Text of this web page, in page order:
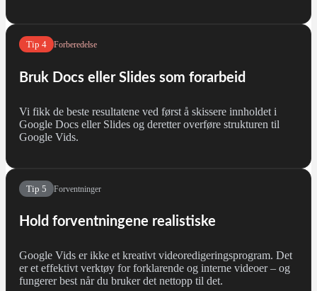
Tip 4 Forberedelse
Bruk Docs eller Slides som forarbeid
Vi fikk de beste resultatene ved først å skissere innholdet i
Google Docs eller Slides og deretter overføre strukturen til
Google Vids.
Tip 5 Forventninger
Hold forventningene realistiske
Google Vids er ikke et kreativt videoredigeringsprogram. Det
er et effektivt verktøy for forklarende og interne videoer – og
fungerer best når du bruker det nettopp til det.